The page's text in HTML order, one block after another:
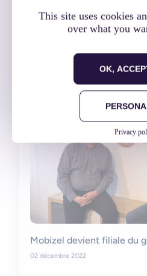
This site uses cookies
over what you
OK,
Privacy
Actu Mobizel
Mobizel devient filiale du
02 décembre 2022